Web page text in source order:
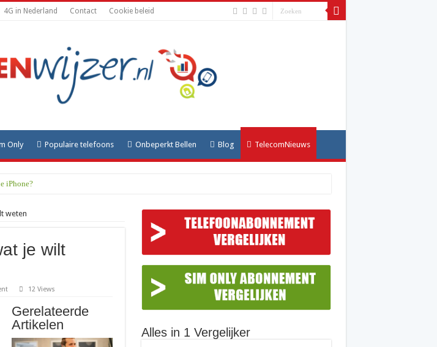
4G in Nederland Contact Cookie beleid
Only Populaire telefoons Onbeperkt Bellen Blog TelecomNieuws
iPhone?
weten
je wilt
12 Views
Gerelateerde
Artikelen
Alles in 1 Vergelijker